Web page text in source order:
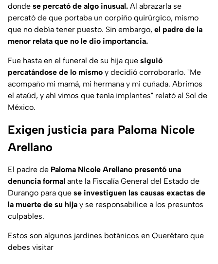
donde se percató de algo inusual. Al abrazarla se
percató de que portaba un corpiño quirúrgico, mismo
que no debía tener puesto. Sin embargo, el padre de la
menor relata que no le dio importancia.
Fue hasta en el funeral de su hija que siguió
percatándose de lo mismo y decidió corroborarlo. "Me
acompaño mi mamá, mi hermana y mi cuñada. Abrimos
el ataúd, y ahí vimos que tenía implantes" relató al Sol de
México.
Exigen justicia para Paloma Nicole
Arellano
El padre de Paloma Nicole Arellano presentó una
denuncia formal ante la Fiscalía General del Estado de
Durango para que se investiguen las causas exactas de
la muerte de su hija y se responsabilice a los presuntos
culpables.
Estos son algunos jardines botánicos en Querétaro que
debes visitar